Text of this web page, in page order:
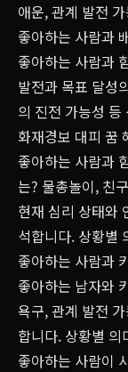
애운, 관계 발전
좋아하는 사람과
좋아하는 사람과
발전과 목표 달성
의 진전 가능성
화재경보 대피 꿈
좋아하는 사람과
는? 물총놀이, 친
현재 심리 상태와
석합니다. 상황별
좋아하는 사람과
좋아하는 남자와
욕구, 관계 발전
합니다. 상황별
좋아하는 사람이